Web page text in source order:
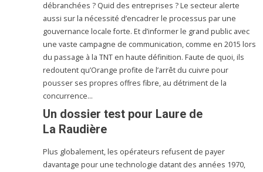
débranchées ? Quid des entreprises ? Le secteur alerte
aussi sur la nécessité d’encadrer le processus par une
gouvernance locale forte. Et d’informer le grand public avec
une vaste campagne de communication, comme en 2015 lors
du passage à la TNT en haute définition. Faute de quoi, ils
redoutent qu’Orange profite de l’arrêt du cuivre pour
pousser ses propres offres fibre, au détriment de la
concurrence…
Un dossier test pour Laure de
La Raudière
Plus globalement, les opérateurs refusent de payer
davantage pour une technologie datant des années 1970,